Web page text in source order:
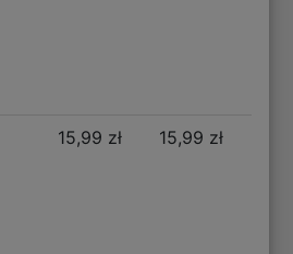
15,99 zł 15,99 zł